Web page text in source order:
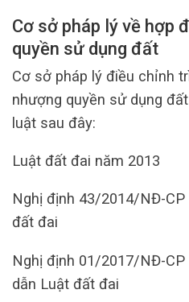
Cơ sở pháp lý về hợp
quyền sử dụng đất
Cơ sở pháp lý điều chỉnh
nhượng quyền sử dụng
luật sau đây:
Luật đất đai năm 2013
Nghị định 43/2014/NĐ-
đất đai
Nghị định 01/2017/NĐ-
dẫn Luật đất đai